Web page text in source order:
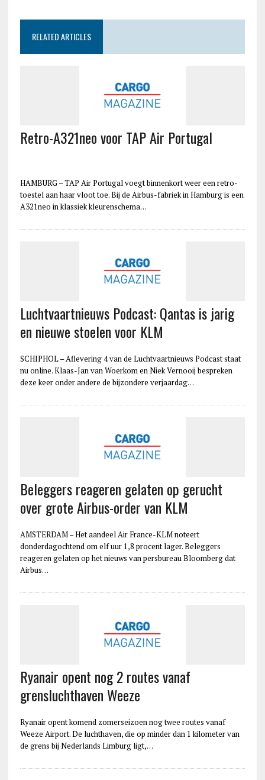
RELATED ARTICLES
Retro-A321neo voor TAP Air Portugal
HAMBURG – TAP Air Portugal voegt binnenkort weer een retro-
toestel aan haar vloot toe. Bij de Airbus-fabriek in Hamburg is een
A321neo in klassiek kleurenschema…
Luchtvaartnieuws Podcast: Qantas is jarig
en nieuwe stoelen voor KLM
SCHIPHOL – Aflevering 4 van de Luchtvaartnieuws Podcast staat
nu online. Klaas-Jan van Woerkom en Niek Vernooij bespreken
deze keer onder andere de bijzondere verjaardag…
Beleggers reageren gelaten op gerucht
over grote Airbus-order van KLM
AMSTERDAM – Het aandeel Air France-KLM noteert
donderdagochtend om elf uur 1,8 procent lager. Beleggers
reageren gelaten op het nieuws van persbureau Bloomberg dat
Airbus…
Ryanair opent nog 2 routes vanaf
grensluchthaven Weeze
Ryanair opent komend zomerseizoen nog twee routes vanaf
Weeze Airport. De luchthaven, die op minder dan 1 kilometer van
de grens bij Nederlands Limburg ligt,…